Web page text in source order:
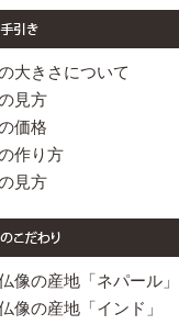
大きさについて
見方
価格
作り方
見方
像の産地「ネパール」
像の産地「インド」